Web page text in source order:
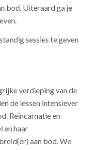
bod. Uiteraard ga je
sessies te geven
verdieping van de
de lessen intensiever
Reïncarnatie en
en haar
aan bod. We